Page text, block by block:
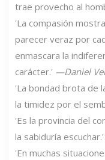
trae provecho al
'La compasión
parecer veraz por
enmascara la
carácter.' —Daniel
'La bondad brota de
la timidez por el
'Es la provincia del
la sabiduría escuchar.'
'En muchas